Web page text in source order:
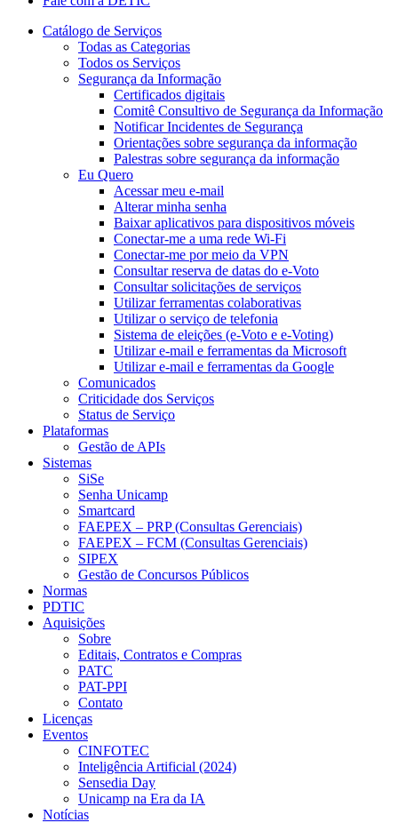
Catálogo de Serviços
Todas as Categorias
Todos os Serviços
Segurança da Informação
Certificados digitais
Comitê Consultivo de Segurança da Informação
Notificar Incidentes de Segurança
Orientações sobre segurança da informação
Palestras sobre segurança da informação
Eu Quero
Acessar meu e-mail
Alterar minha senha
Baixar aplicativos para dispositivos móveis
Conectar-me a uma rede Wi-Fi
Conectar-me por meio da VPN
Consultar reserva de datas do e-Voto
Consultar solicitações de serviços
Utilizar ferramentas colaborativas
Utilizar o serviço de telefonia
Sistema de eleições (e-Voto e e-Voting)
Utilizar e-mail e ferramentas da Microsoft
Utilizar e-mail e ferramentas da Google
Comunicados
Criticidade dos Serviços
Status de Serviço
Plataformas
Gestão de APIs
Sistemas
SiSe
Senha Unicamp
Smartcard
FAEPEX – PRP (Consultas Gerenciais)
FAEPEX – FCM (Consultas Gerenciais)
SIPEX
Gestão de Concursos Públicos
Normas
PDTIC
Aquisições
Sobre
Editais, Contratos e Compras
PATC
PAT-PPI
Contato
Licenças
Eventos
CINFOTEC
Inteligência Artificial (2024)
Sensedia Day
Unicamp na Era da IA
Notícias